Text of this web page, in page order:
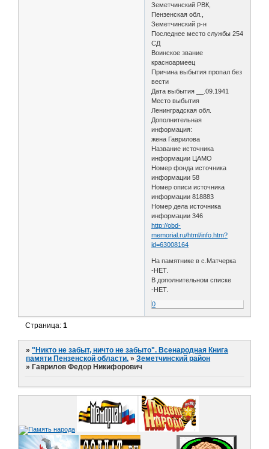
Земетчинский РВК,
Пензенская обл.,
Земетчинский р-н
Последнее место службы 254
СД
Воинское звание
красноармеец
Причина выбытия пропал без
вести
Дата выбытия __.09.1941
Место выбытия
Ленинградская обл.
Дополнительная
информация:
жена Гаврилова
Название источника
информации ЦАМО
Номер фонда источника
информации 58
Номер описи источника
информации 818883
Номер дела источника
информации 346
http://obd-
memorial.ru/html/info.htm?
id=63008164
На памятнике в с.Матчерка
-НЕТ.
В дополнительном списке
-НЕТ.
0
Страница:1
»"Никто не забыт, ничто не забыто". Всенародная Книга
памяти Пензенской области. »Земетчинский район
» Гаврилов Федор Никифорович